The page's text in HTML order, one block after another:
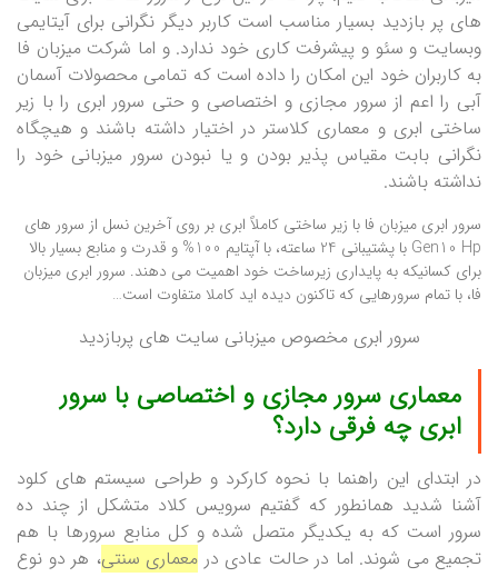
های پر بازدید بسیار مناسب است کاربر دیگر نگرانی برای آیتایمی
وبسایت و سئو و پیشرفت کاری خود ندارد. و اما شرکت میزبان فا
به کاربران خود این امکان را داده است که تمامی محصولات آسمان
آبی را اعم از سرور مجازی و اختصاصی و حتی سرور ابری را با زیر
ساختی ابری و معماری کلاستر در اختیار داشته باشند و هیچگاه
نگرانی بابت مقیاس پذیر بودن و یا نبودن سرور میزبانی خود را
نداشته باشند.
سرور ابری میزبان فا با زیر ساختی کاملاً ابری بر روی آخرین نسل از سرور های
Gen10 Hp با پشتیبانی 24 ساعته، با آپتایم 100% و قدرت و منابع بسیار بالا
برای کسانیکه به پایداری زیرساخت خود اهمیت می دهند. سرور ابری میزبان
فا، با تمام سرورهایی که تاکنون دیده اید کاملا متفاوت است…
سرور ابری مخصوص میزبانی سایت های پربازدید
معماری سرور مجازی و اختصاصی با سرور
ابری چه فرقی دارد؟
در ابتدای این راهنما با نحوه کارکرد و طراحی سیستم های کلود
آشنا شدید همانطور که گفتیم سرویس کلاد متشکل از چند ده
سرور است که به یکدیگر متصل شده و کل منابع سرورها با هم
تجمیع می شوند. اما در حالت عادی در معماری سنتی، هر دو نوع